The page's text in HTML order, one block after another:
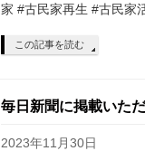
家 #古民家再生 #古民家
この記事を読む
毎日新聞に掲載いた
2023年11月30日